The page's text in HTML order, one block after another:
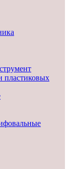
пластиковых